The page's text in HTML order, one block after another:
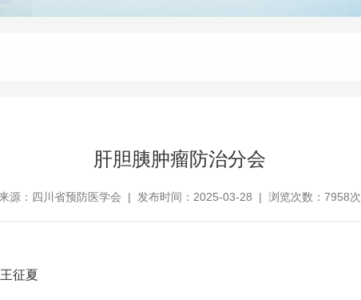
肝胆胰肿瘤防治分会
来源：四川省预防医学会 | 发布时间：2025-03-28 | 浏览次数：7958次
征夏